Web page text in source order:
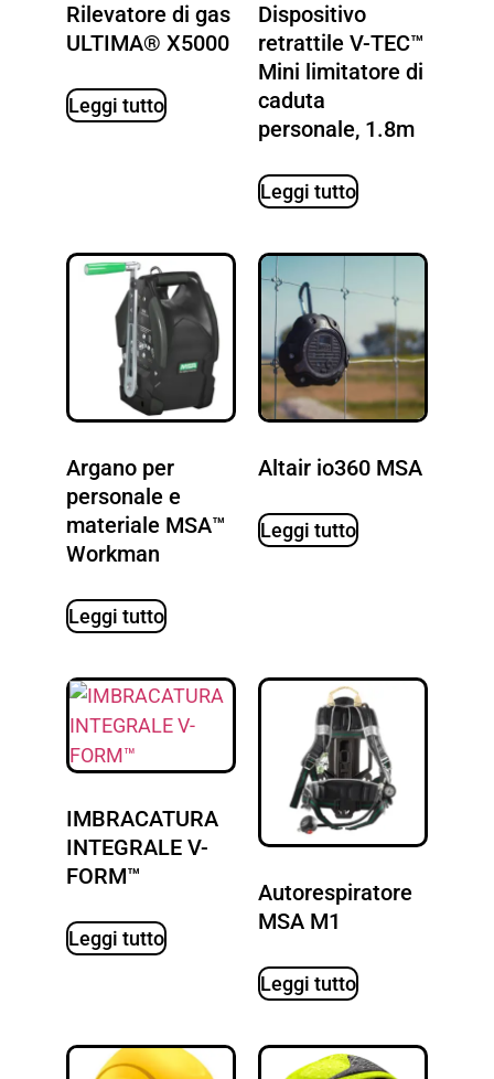
Rilevatore di gas
ULTIMA® X5000
Leggi tutto
Dispositivo
retrattile V-TEC™
Mini limitatore di
caduta
personale, 1.8m
Leggi tutto
Argano per
personale e
materiale MSA™
Workman
Leggi tutto
Altair io360 MSA
Leggi tutto
IMBRACATURA
INTEGRALE V-
FORM™
Leggi tutto
Autorespiratore
MSA M1
Leggi tutto